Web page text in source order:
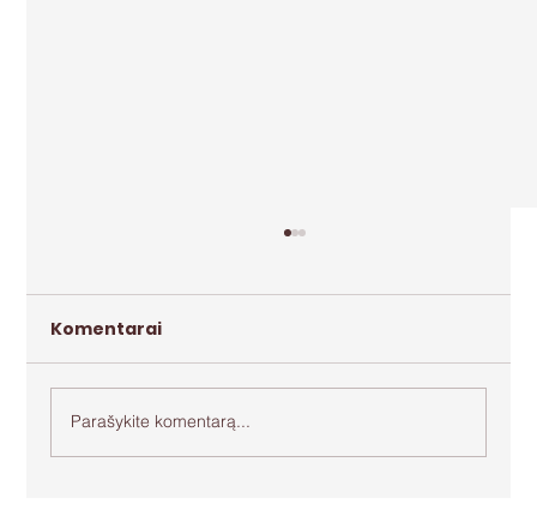
Apie agresiją ir bejėgystę
Komentarai
Parašykite komentarą...